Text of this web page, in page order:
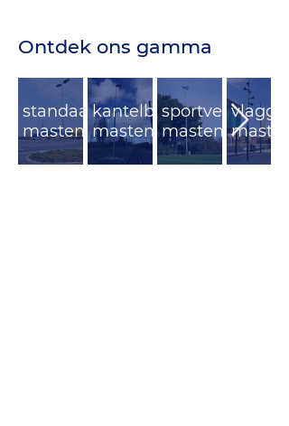
Ontdek ons gamma
standaard
masten
kantelbare
masten
sportveld
masten
vlaggen
masten